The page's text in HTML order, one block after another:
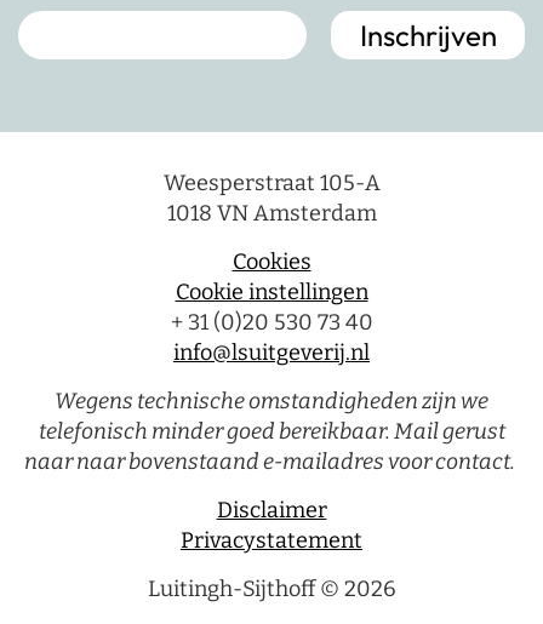
Weesperstraat 105-A
1018 VN Amsterdam
Cookies
Cookie instellingen
+ 31 (0)20 530 73 40
info@lsuitgeverij.nl
Wegens technische omstandigheden zijn we
telefonisch minder goed bereikbaar. Mail gerust
naar naar bovenstaand e-mailadres voor contact.
Disclaimer
Privacystatement
Luitingh-Sijthoff © 2026